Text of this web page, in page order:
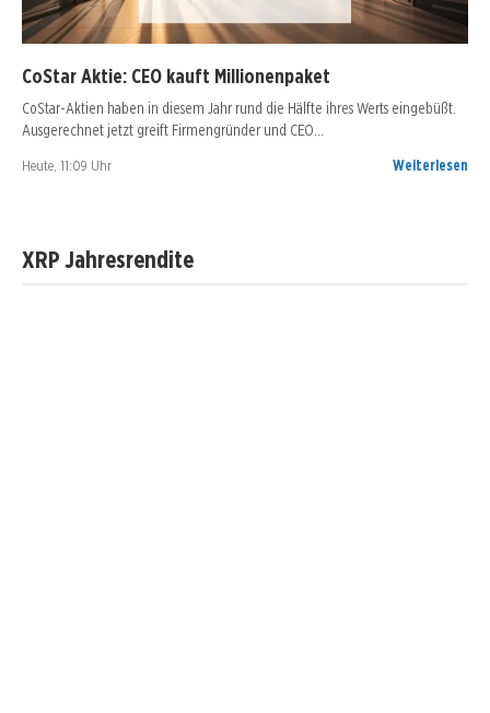
CoStar Aktie: CEO kauft Millionenpaket
CoStar-Aktien haben in diesem Jahr rund die Hälfte ihres Werts eingebüßt.
Ausgerechnet jetzt greift Firmengründer und CEO…
Heute, 11:09 Uhr Weiterlesen
XRP Jahresrendite